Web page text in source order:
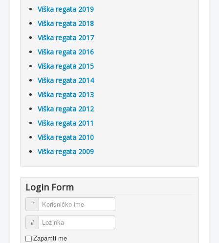
Viška regata 2019
Viška regata 2018
Viška regata 2017
Viška regata 2016
Viška regata 2015
Viška regata 2014
Viška regata 2013
Viška regata 2012
Viška regata 2011
Viška regata 2010
Viška regata 2009
Login Form
Korisničko ime
Lozinka
Zapamti me